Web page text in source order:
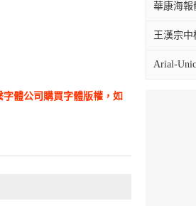
華康海報
王漢宗
Arial-
體公司購買字體版權，如